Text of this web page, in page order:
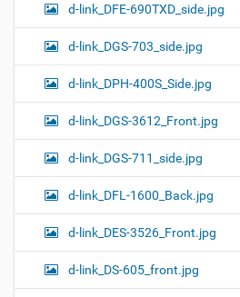
d-link_DFE-690TXD_side.jpg
d-link_DGS-703_side.jpg
d-link_DPH-400S_Side.jpg
d-link_DGS-3612_Front.jpg
d-link_DGS-711_side.jpg
d-link_DFL-1600_Back.jpg
d-link_DES-3526_Front.jpg
d-link_DS-605_front.jpg